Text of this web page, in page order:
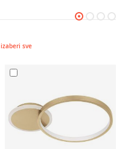
izaberi sve